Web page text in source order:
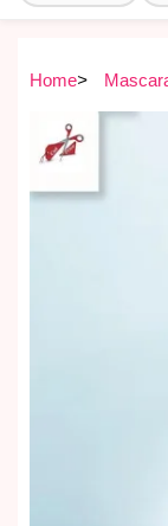
Home>